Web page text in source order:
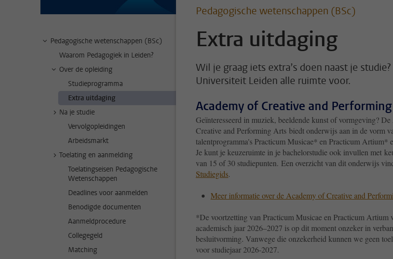
Pedagogische wetenschappen (BSc)
Waarom Pedagogiek in Leiden?
Over de opleiding
Studieprogramma
Extra uitdaging
Na je studie
Vervolgopleidingen
Arbeidsmarkt
Toelating en aanmelding
Toelatingseisen Pedagogische
Wetenschappen
Deadlines voor aanmelden
Benodigde documenten
Aanmeldprocedure
Collegegeld
Matching
Pedagogische wetenschappen (BSc)
Extra uitdaging
Wil je graag iets extra’s doen naast je
Universiteit Leiden alle ruimte voor.
Academy of Creative and
Geïnteresseerd in muziek, beeldende kunst of vormgeving?
Creative and Performing Arts biedt onderwijs aan in de vorm
talentprogramma's Practicum Musicae* en Practicum Artium*
Je kunt je keuzeruimte in je bachelorstudie ook invullen met
van 15 of 30 studiepunten. Een overzicht van dit onderwijs
Studiegids.
Meer informatie over de Academy of Creative and
*De voortzetting van Practicum Musicae en Practicum Artium
academisch jaar 2026–2027 is op dit moment onzeker in
besluitvorming. Vanwege die onzekerheid kunnen we geen
voor studiejaar 2026-2027.